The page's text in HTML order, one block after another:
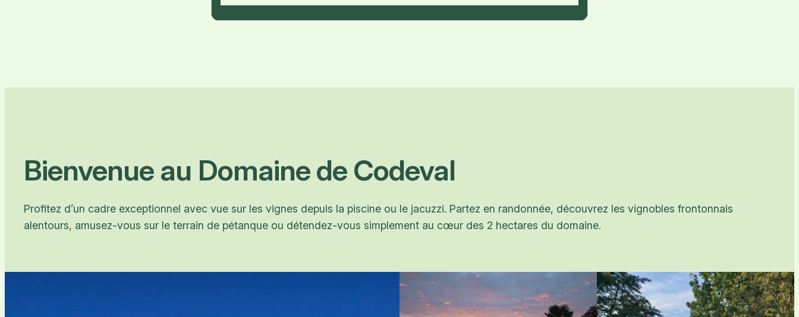
Bienvenue au Domaine de Codeval
Profitez d’un cadre exceptionnel avec vue sur les vignes depuis la piscine ou le jacuzzi. Partez en randonnée, découvrez les vignobles frontonnais
alentours, amusez-vous sur le terrain de pétanque ou détendez-vous simplement au cœur des 2 hectares du domaine.